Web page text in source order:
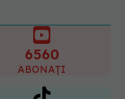
6560
ABONAȚI